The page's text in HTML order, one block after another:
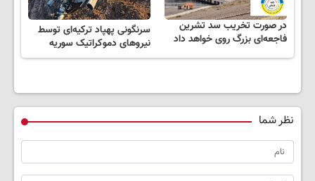
در صورت تخریب سد تشرین
فاجعه‌ای بزرگ روی خواهد داد
سرنگونی پهپاد ترکیه‌ای توسط
نیروهای دموکراتیک سوریه
نظر شما